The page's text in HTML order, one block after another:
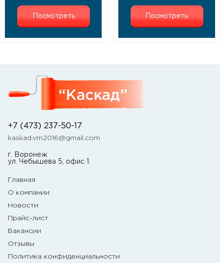
Посмотреть Посмотреть
+7 (473) 237-50-17
kaskad.vrn2016@gmail.com
г. Воронеж
ул. Чебышева 5, офис 1.
Главная
О компании
Новости
Прайс-лист
Вакансии
Отзывы
Политика конфиденциальности